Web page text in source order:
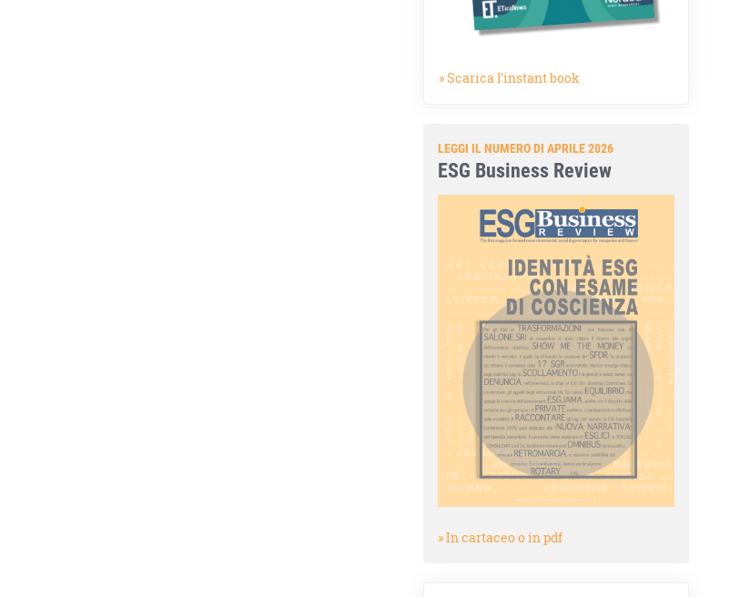
» Scarica l'instant book
LEGGI IL NUMERO DI APRILE 2026
ESG Business Review
» In cartaceo o in pdf